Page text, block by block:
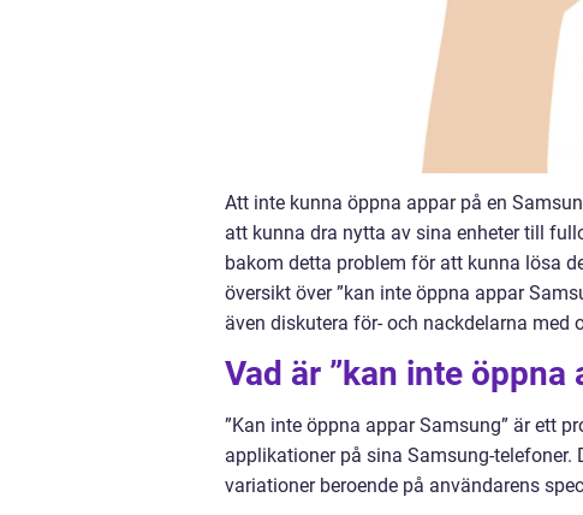
Att inte kunna öppna appar på en
att kunna dra nytta av sina enheter till
bakom detta problem för att kunna lösa
översikt över ”kan inte öppna appar
även diskutera för- och nackdelarna med
Vad är ”kan inte öppna
”Kan inte öppna appar Samsung” är ett
applikationer på sina Samsung-
variationer beroende på användarens